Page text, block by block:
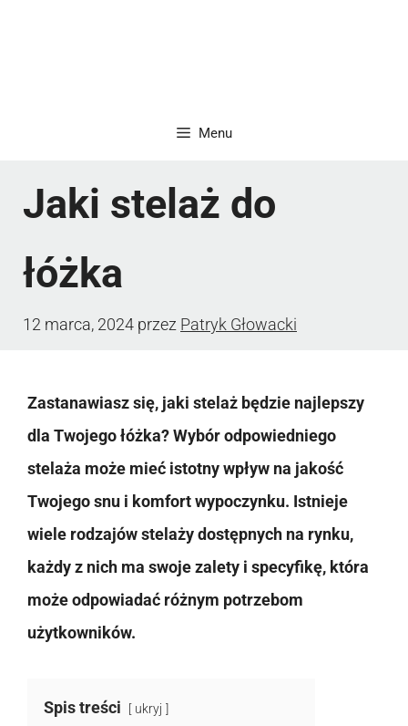
Menu
Jaki stelaż do
łóżka
12 marca, 2024 przez Patryk Głowacki
Zastanawiasz się, jaki stelaż będzie najlepszy
dla Twojego łóżka? Wybór odpowiedniego
stelaża może mieć istotny wpływ na jakość
Twojego snu i komfort wypoczynku. Istnieje
wiele rodzajów stelaży dostępnych na rynku,
każdy z nich ma swoje zalety i specyfikę, która
może odpowiadać różnym potrzebom
użytkowników.
Spis treści ukryj